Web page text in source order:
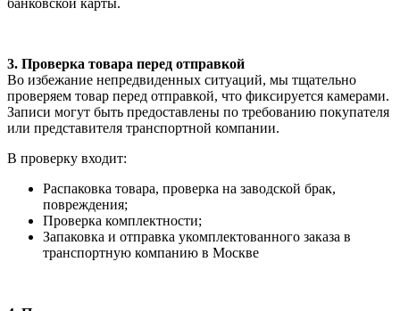
3. Проверка товара перед отправкой
Во избежание непредвиденных ситуаций, мы тщательно
проверяем товар перед отправкой, что фиксируется камерами.
Записи могут быть предоставлены по требованию покупателя
или представителя транспортной компании.
В проверку входит:
Распаковка товара, проверка на заводской брак,
повреждения;
Проверка комплектности;
Запаковка и отправка укомплектованного заказа в
транспортную компанию в Москве